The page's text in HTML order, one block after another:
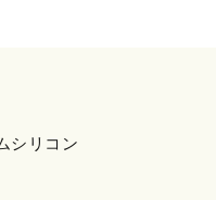
シリコン